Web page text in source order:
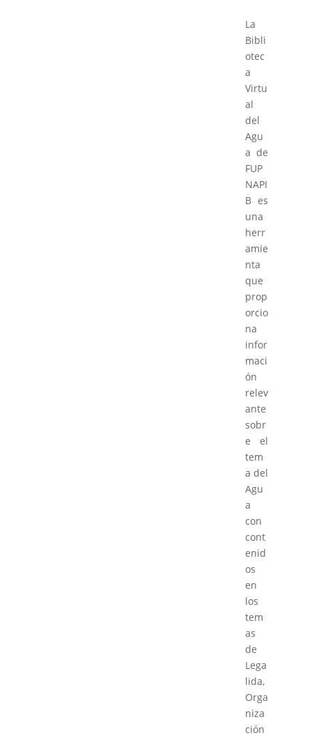
La
Bibli
otec
a
Virtu
al
del
Agu
a de
FUP
NAPI
B es
una
herr
amie
nta
que
prop
orcio
na
infor
maci
ón
relev
ante
sobr
e el
tem
a del
Agu
a
con
cont
enid
os
en
los
tem
as
de
Lega
lida,
Orga
niza
ción